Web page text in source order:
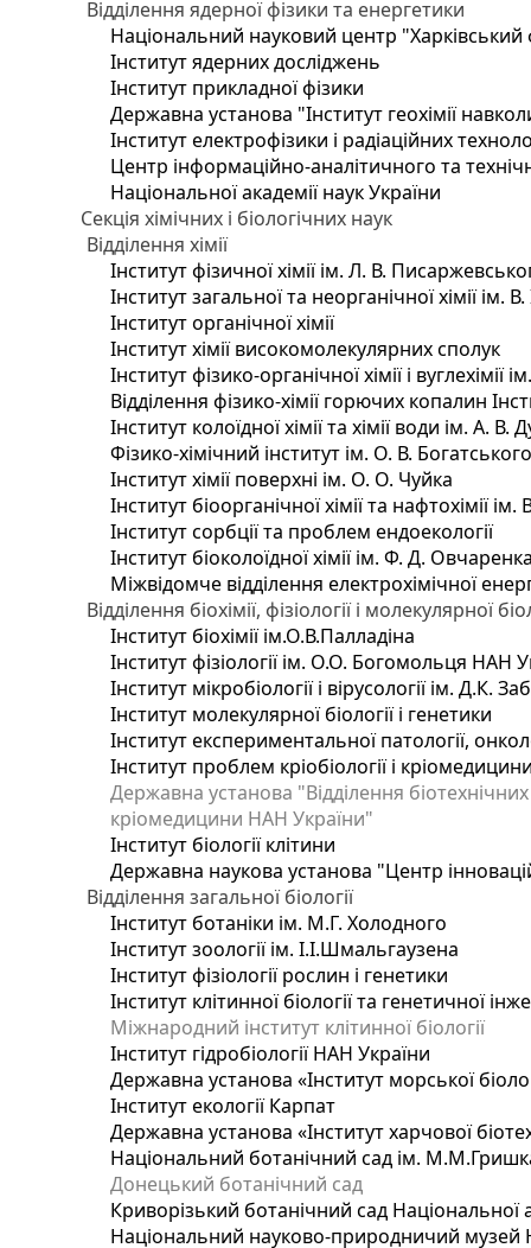
Відділення ядерної фізики та енергетики
Національний науковий центр "Харківський
Інститут ядерних досліджень
Інститут прикладної фізики
Державна установа "Інститут геохімії
Інститут електрофізики і радіаційних
Центр інформаційно-аналітичного та
Національної академії наук України
Секція хімічних і біологічних наук
Відділення хімії
Інститут фізичної хімії ім. Л. В.
Інститут загальної та неорганічної хімії ім.
Інститут органічної хімії
Інститут хімії високомолекулярних сполук
Інститут фізико-органічної хімії і
Відділення фізико-хімії горючих копалин
Інститут колоїдної хімії та хімії води ім. А.
Фізико-хімічний інститут ім. О. В.
Інститут хімії поверхні ім. О. О. Чуйка
Інститут біоорганічної хімії та нафтохімії
Інститут сорбції та проблем ендоекології
Інститут біоколоїдної хімії ім. Ф. Д.
Міжвідомче відділення електрохімічної
Відділення біохімії, фізіології і молекулярної
Інститут біохімії ім.О.В.Палладіна
Інститут фізіології ім. О.О. Богомольця НАН
Інститут мікробіології і вірусології ім. Д.К.
Інститут молекулярної біології і генетики
Інститут експериментальної патології,
Інститут проблем кріобіології і
Державна установа "Відділення
кріомедицини НАН України"
Інститут біології клітини
Державна наукова установа "Центр
Відділення загальної біології
Інститут ботаніки ім. М.Г. Холодного
Інститут зоології ім. І.І.Шмальгаузена
Інститут фізіології рослин і генетики
Інститут клітинної біології та генетичної
Міжнародний інститут клітинної біології
Інститут гідробіології НАН України
Державна установа «Інститут морської
Інститут екології Карпат
Державна установа «Інститут харчової
Національний ботанічний сад ім.
Донецький ботанічний сад
Криворізький ботанічний сад Національної
Національний науково-природничий музей